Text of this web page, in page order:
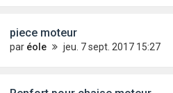
piece moteur
par éole jeu. 7 sept. 2017 15:27